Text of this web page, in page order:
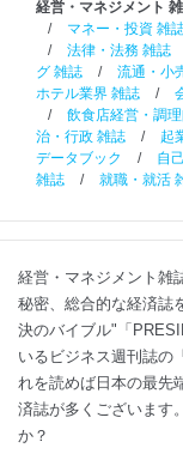
経営・マネジメント
/
マネー・投資 雑
/
法律・法務 雑誌
グ 雑誌
/ 流通・小
ホテル業界 雑誌
/
/
飲食店経営・調
治・行政 雑誌
/ 起
データブック
/ 自
雑誌
/ 就職・就活
経営・マネジメント雑
秘密、総合的な経済誌
決のバイブル"「
いるビジネス週刊誌の
れを読めば日本の最先
済誌が多くございます
か？